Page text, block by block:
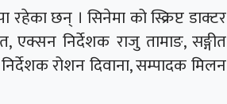
रहेका छन् । सिनेमा को स्क्रिप्ट डाक्टर
निर्देशक राजु तामाङ, सङ्गीत
रोशन दिवाना, सम्पादक मिलन